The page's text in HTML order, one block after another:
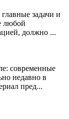
задачи и
любой
должно ...
современные
недавно в
пред...